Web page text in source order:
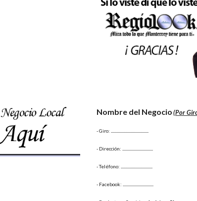
Nombre del Negocio(Por
- Giro:
- Dirección:
- Teléfono:
- Facebook: